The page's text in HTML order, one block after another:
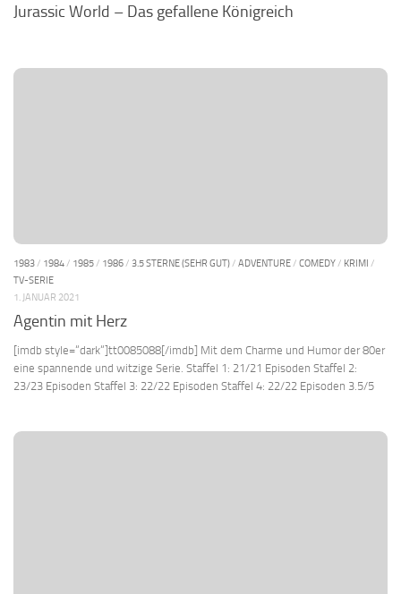
Jurassic World – Das gefallene Königreich
1983/ 1984/ 1985/ 1986/ 3.5 STERNE (SEHR GUT)/ ADVENTURE/ COMEDY/ KRIMI /
TV-SERIE
1. JANUAR 2021
Agentin mit Herz
[imdb style=“dark“]tt0085088[/imdb] Mit dem Charme und Humor der 80er
eine spannende und witzige Serie. Staffel 1: 21/21 Episoden Staffel 2:
23/23 Episoden Staffel 3: 22/22 Episoden Staffel 4: 22/22 Episoden 3.5/5